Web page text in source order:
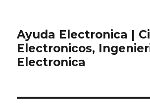
Ayuda Electronica |
Electronicos,
Electronica